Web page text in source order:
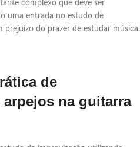
complexo que deve ser
uma entrada no estudo de
prejuízo do prazer de estudar música.
de
na guitarra